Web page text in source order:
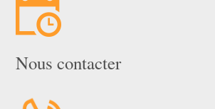
Nous contacter